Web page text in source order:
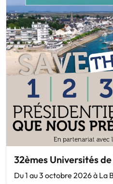
32èmes Universités de
Du 1 au 3 octobre 2026 à La